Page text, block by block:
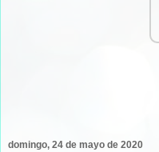
domingo, 24 de mayo de 2020